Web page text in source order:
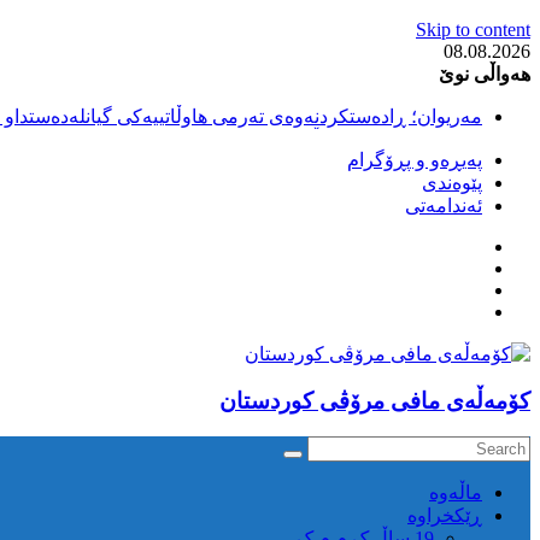
Skip to content
08.08.2026
هەواڵی نوێ
مەریوان؛ ڕادەستکردنەوەی تەرمی هاوڵاتییەکی
سەقز؛ دەسبەسەری دوو گەنج لەلایەن هێزە ئەمنییەکانی
کوژرانی هاوڵاتییەکی خەڵکی سەردەشت لە کاتی کۆڵبەری لە
مەریوان و ڕوانسەر؛ کوژرانی دوو هاوڵاتی لە کاتی
پەیڕەو و پڕۆگرام
پێوەندی
ئەندامەتی
كۆمه‌ڵه‌ی مافی مرۆڤی کوردستان
ماڵه‌وه‌
ڕێکخراوە